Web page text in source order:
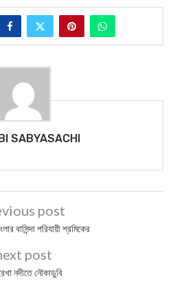
SABYASACHI
post
বাসিন্দা পরিযায়ী শ্রমিকের
post
নদীতে নৌকাডুবি